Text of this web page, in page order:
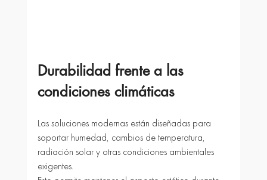
Durabilidad frente a las
condiciones climáticas
Las soluciones modernas están diseñadas para
soportar humedad, cambios de temperatura,
radiación solar y otras condiciones ambientales
exigentes.